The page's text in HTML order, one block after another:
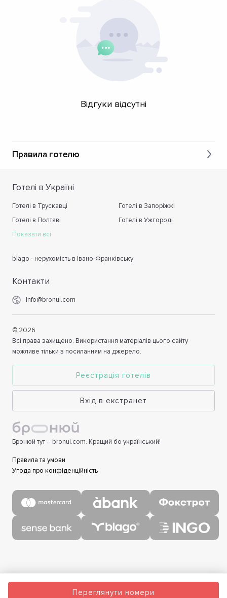
Відгуки відсутні
Правила готелю
Переглянути номери
Готелі в Україні
Готелі в Трускавці
Готелі в Запоріжжі
Готелі в Полтаві
Готелі в Ужгороді
Показати всі
blago - нерухомість в Івано-Франківську
Контакти
Info@bronui.com
© 2026
Всі права захищено. Використання матеріалів цього сайту
можливе тільки з посиланням на джерело.
Реєстрація готелів
Вхід в екстранет
Бронюй тут – bronui.com. Кращий бо український!
Правила та умови
Угода про конфіденційність